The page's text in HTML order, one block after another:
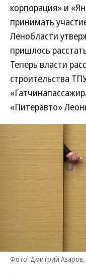
корпорация» и
принимать
Ленобласти
пришлось
Теперь власти
строительства
«Питеравто»
Фото: Дмитрий